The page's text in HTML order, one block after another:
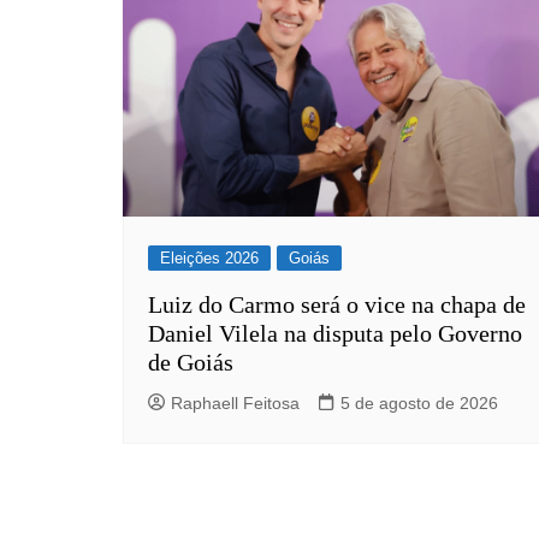
Eleições 2026 Goiás
Luiz do Carmo será o vice na chapa de
Daniel Vilela na disputa pelo Governo
de Goiás
Raphaell Feitosa 5 de agosto de 2026